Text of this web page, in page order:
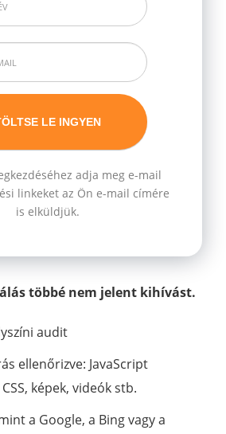
adja meg e-mail
linkeket az Ön e-mail címére
is elküldjük.
többé nem jelent kihívást.
audit
ellenőrizve: JavaScript
képek, videók stb.
a Google, a Bing vagy a